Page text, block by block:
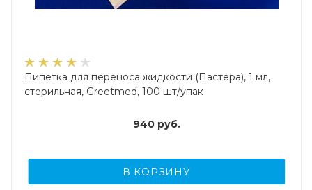
Пипетка для переноса жидкости (Пастера), 1 мл,
стерильная, Greetmed, 100 шт/упак
940руб.
В КОРЗИНУ